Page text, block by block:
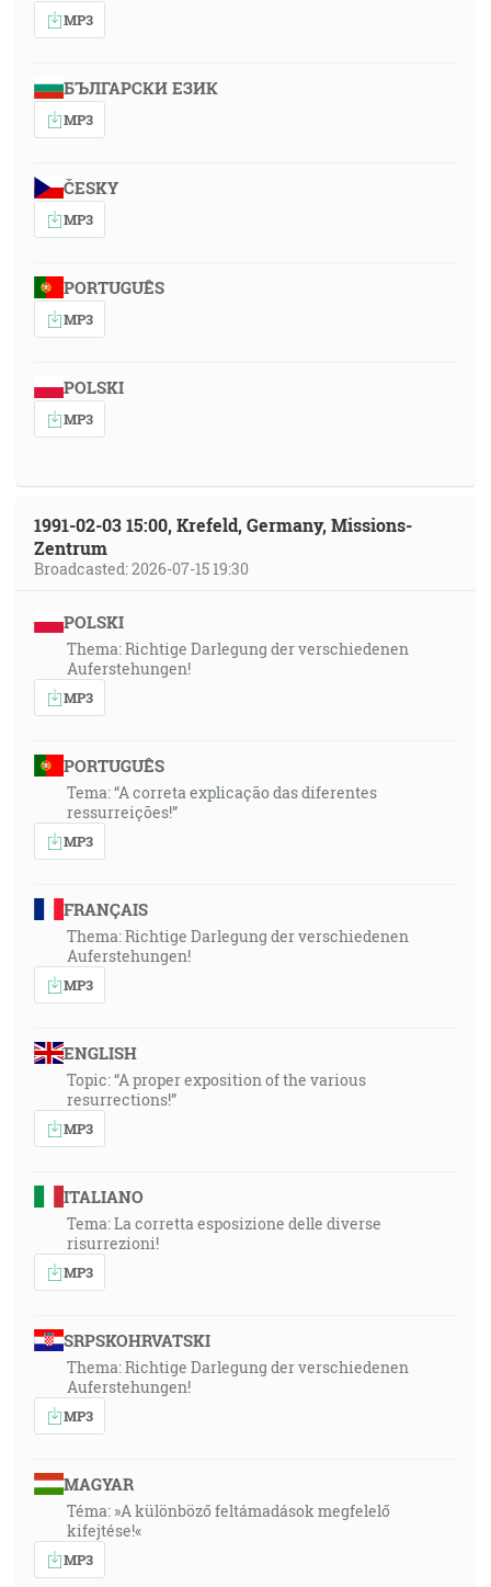
MP3
БЪЛГАРСКИ ЕЗИК
MP3
ČESKY
MP3
PORTUGUÊS
MP3
POLSKI
MP3
1991-02-03 15:00, Krefeld, Germany, Missions-
Zentrum
Broadcasted: 2026-07-15 19:30
POLSKI
Thema: Richtige Darlegung der verschiedenen
Auferstehungen!
MP3
PORTUGUÊS
Tema: “A correta explicação das diferentes
ressurreições!”
MP3
FRANÇAIS
Thema: Richtige Darlegung der verschiedenen
Auferstehungen!
MP3
ENGLISH
Topic: “A proper exposition of the various
resurrections!”
MP3
ITALIANO
Tema: La corretta esposizione delle diverse
risurrezioni!
MP3
SRPSKOHRVATSKI
Thema: Richtige Darlegung der verschiedenen
Auferstehungen!
MP3
MAGYAR
Téma: »A különböző feltámadások megfelelő
kifejtése!«
MP3